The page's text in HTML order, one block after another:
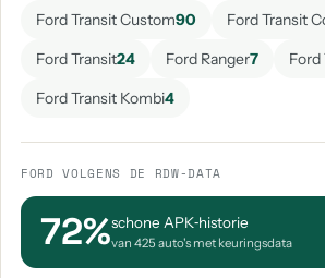
Ford Transit Custom90 Ford Transit
Ford Transit24 Ford Ranger7 Ford
Ford Transit Kombi4
FORD VOLGENS DE RDW-DATA
72%schone APK‑historie
van 425 auto's met keuringsdata